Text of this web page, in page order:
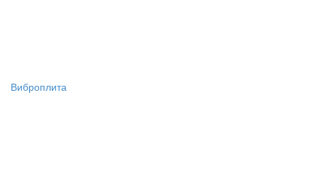
Виброплита